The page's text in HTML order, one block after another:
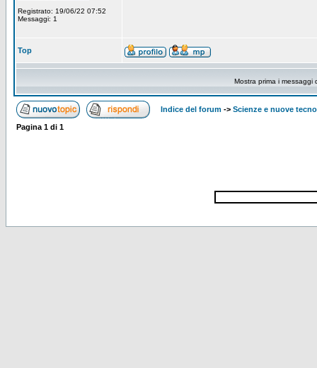
Registrato: 19/06/22 07:52
Messaggi: 1
Top
Mostra prima i messaggi
Indice del forum -> Scienze e nuove
Pagina 1 di 1